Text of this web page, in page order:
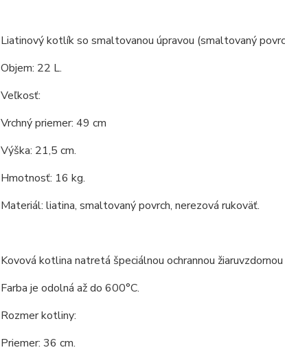
Liatinový kotlík so smaltovanou úpravou (smaltovaný
Objem: 22 L.
Veľkosť:
Vrchný priemer: 49 cm
Výška: 21,5 cm.
Hmotnosť: 16 kg.
Materiál: liatina, smaltovaný povrch, nerezová rukoväť.
Kovová kotlina natretá špeciálnou ochrannou žiaruvzdornou
Farba je odolná až do 600°C.
Rozmer kotliny:
Priemer: 36 cm.